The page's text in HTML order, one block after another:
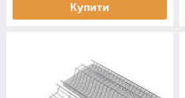
Купити